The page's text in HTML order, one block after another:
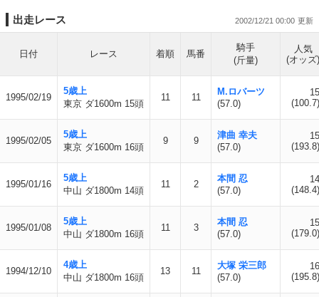
出走レース 2002/12/21 00:00
日付 レース 着順 馬番
騎手
(斤量)
人気
(オッズ)
1995/02/19
5歳上
東京 ダ1600m 15頭
11 11
M.ロバーツ
(57.0)
15
(100.7)
1995/02/05
5歳上
東京 ダ1600m 16頭
9 9
津曲 幸夫
(57.0)
15
(193.8)
1995/01/16
5歳上
中山 ダ1800m 14頭
11 2
本間 忍
(57.0)
14
(148.4)
1995/01/08
5歳上
中山 ダ1800m 16頭
11 3
本間 忍
(57.0)
15
(179.0)
1994/12/10
4歳上
中山 ダ1800m 16頭
13 11
大塚 栄三郎
(57.0)
16
(195.8)